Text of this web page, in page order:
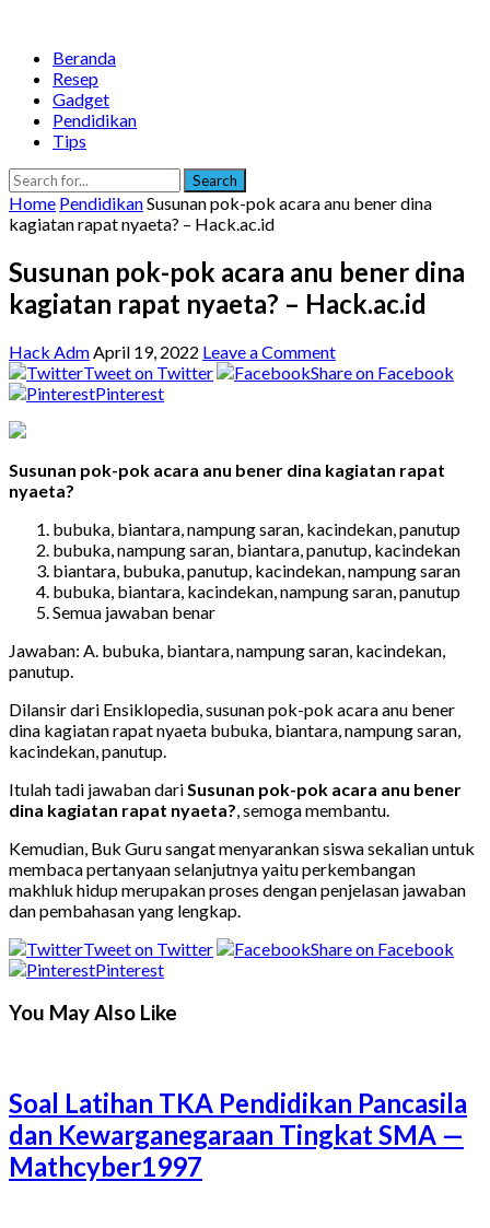
Beranda
Resep
Gadget
Pendidikan
Tips
Search
Home PendidikanSusunan pok-pok acara anu bener dina
kagiatan rapat nyaeta? – Hack.ac.id
Susunan pok-pok acara anu bener dina
kagiatan rapat nyaeta? – Hack.ac.id
Hack AdmApril 19, 2022 Leave a Comment
Tweet on Twitter
Share on Facebook
Pinterest
Susunan pok-pok acara anu bener dina kagiatan rapat
nyaeta?
bubuka, biantara, nampung saran, kacindekan, panutup
bubuka, nampung saran, biantara, panutup, kacindekan
biantara, bubuka, panutup, kacindekan, nampung saran
bubuka, biantara, kacindekan, nampung saran, panutup
Semua jawaban benar
Jawaban: A. bubuka, biantara, nampung saran, kacindekan,
panutup.
Dilansir dari Ensiklopedia, susunan pok-pok acara anu bener
dina kagiatan rapat nyaeta bubuka, biantara, nampung saran,
kacindekan, panutup.
Itulah tadi jawaban dariSusunan pok-pok acara anu bener
dina kagiatan rapat nyaeta?, semoga membantu.
Kemudian, Buk Guru sangat menyarankan siswa sekalian untuk
membaca pertanyaan selanjutnya yaitu perkembangan
makhluk hidup merupakan proses dengan penjelasan jawaban
dan pembahasan yang lengkap.
Tweet on Twitter
Share on Facebook
Pinterest
You May Also Like
Soal Latihan TKA Pendidikan Pancasila
dan Kewarganegaraan Tingkat SMA —
Mathcyber1997